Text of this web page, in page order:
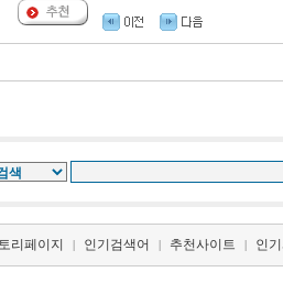
리페이지 | 인기검색어 | 추천사이트 | 인